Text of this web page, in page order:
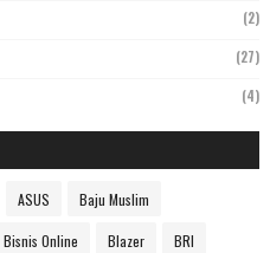
(2)
(27)
(4)
ASUS Baju Muslim
Bisnis Online Blazer BRI